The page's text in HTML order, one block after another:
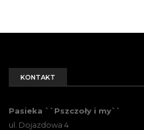
KONTAKT
Pasieka ``Pszczoły i my``
ul. Dojazdowa 4